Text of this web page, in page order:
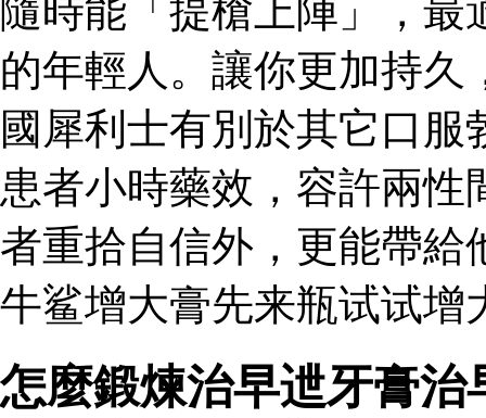
隨時能「提槍上陣」，
的年輕人。讓你更加持
國犀利士有別於其它口
患者小時藥效，容許兩
者重拾自信外，更能帶
牛鲨增大膏先来瓶试试增
怎麼鍛煉治早迣牙膏